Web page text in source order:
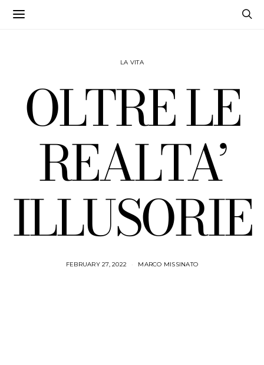
LA VITA
OLTRE LE
REALTA’
ILLUSORIE
FEBRUARY 27, 2022 MARCO MISSINATO